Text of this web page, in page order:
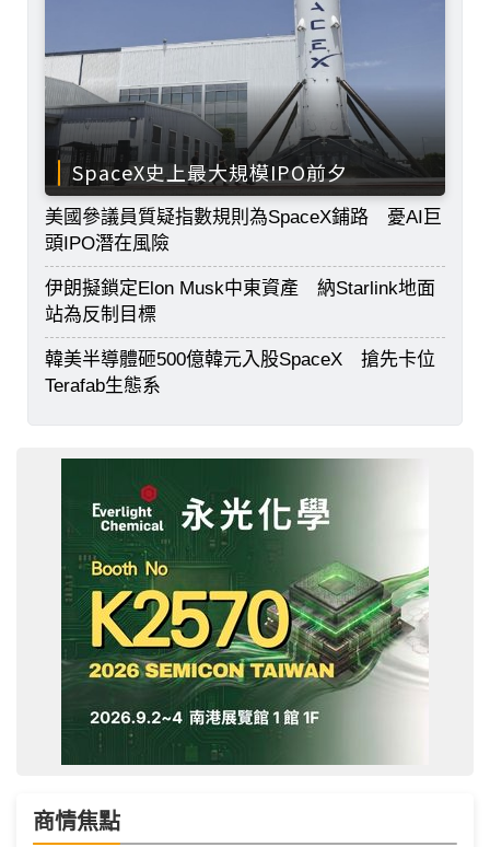
SpaceX史上最大規模IPO前夕
美國參議員質疑指數規則為SpaceX鋪路 憂AI巨
頭IPO潛在風險
伊朗擬鎖定Elon Musk中東資產 納Starlink地面
站為反制目標
韓美半導體砸500億韓元入股SpaceX 搶先卡位
Terafab生態系
商情焦點